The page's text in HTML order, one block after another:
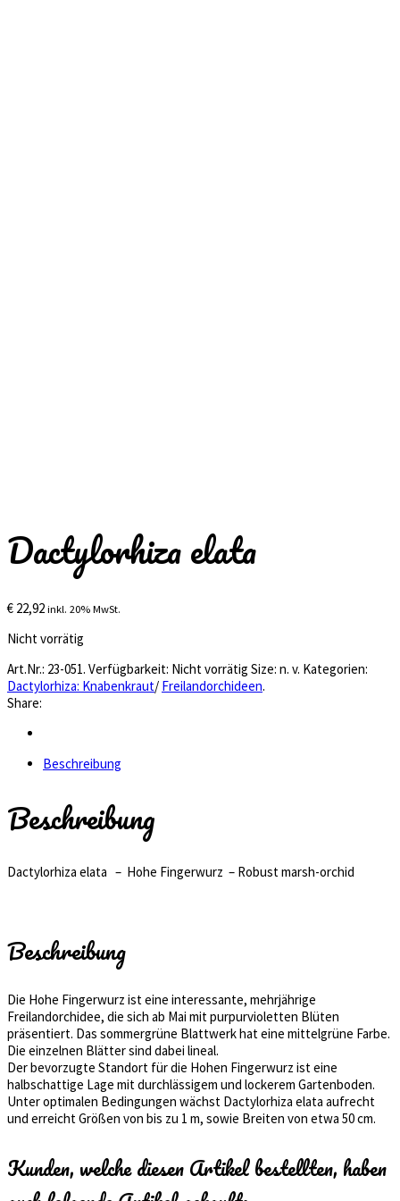
Dactylorhiza elata
€ 22,92 inkl. 20% MwSt.
Nicht vorrätig
Art.Nr.: 23-051. Verfügbarkeit: Nicht vorrätig Size: n. v. Kategorien:
Dactylorhiza: Knabenkraut/ Freilandorchideen.
Share:
Beschreibung
Beschreibung
Dactylorhiza elata – Hohe Fingerwurz – Robust marsh-orchid
Beschreibung
Die Hohe Fingerwurz ist eine interessante, mehrjährige
Freilandorchidee, die sich ab Mai mit purpurvioletten Blüten
präsentiert. Das sommergrüne Blattwerk hat eine mittelgrüne Farbe.
Die einzelnen Blätter sind dabei lineal.
Der bevorzugte Standort für die Hohen Fingerwurz ist eine
halbschattige Lage mit durchlässigem und lockerem Gartenboden.
Unter optimalen Bedingungen wächst Dactylorhiza elata aufrecht
und erreicht Größen von bis zu 1 m, sowie Breiten von etwa 50 cm.
Kunden, welche diesen Artikel bestellten, haben